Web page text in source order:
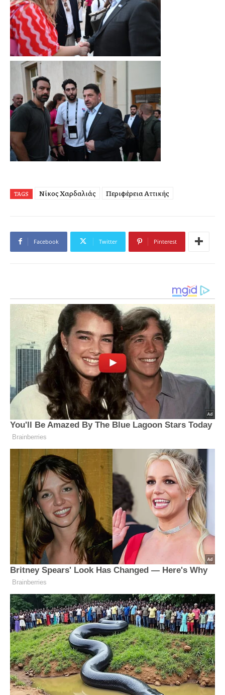
TAGS Νίκος Χαρδαλιάς Περιφέρεια Αττικής
Facebook Twitter Pinterest